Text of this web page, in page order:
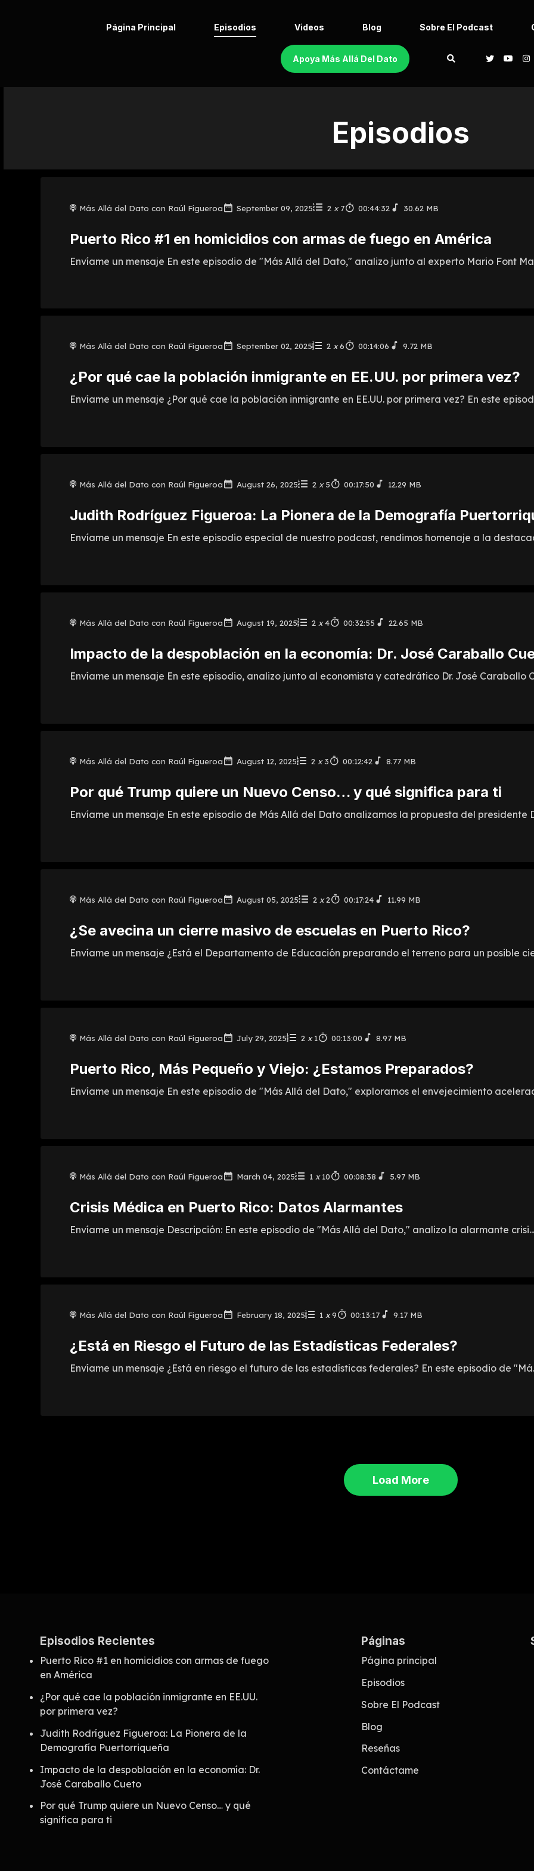
Página Principal Episodios Videos Blog Sobre El Podcast
Apoya Más Allá Del Dato
Episodios
Más Allá del Dato con Raúl Figueroa September 09, 2025 2 x 7 00:44:32 30.62 MB
Puerto Rico #1 en homicidios con armas de fuego en América
Envíame un mensaje En este episodio de "Más Allá del Dato," analizo junto al experto Mario Font
Más Allá del Dato con Raúl Figueroa September 02, 2025 2 x 6 00:14:06 9.72 MB
¿Por qué cae la población inmigrante en EE.UU. por primera vez?
Envíame un mensaje ¿Por qué cae la población inmigrante en EE.UU. por primera vez? En este
Más Allá del Dato con Raúl Figueroa August 26, 2025 2 x 5 00:17:50 12.29 MB
Judith Rodríguez Figueroa: La Pionera de la Demografía
Envíame un mensaje En este episodio especial de nuestro podcast, rendimos homenaje a la
Más Allá del Dato con Raúl Figueroa August 19, 2025 2 x 4 00:32:55 22.65 MB
Impacto de la despoblación en la economía: Dr. José Caraballo
Envíame un mensaje En este episodio, analizo junto al economista y catedrático Dr. José Caraballo
Más Allá del Dato con Raúl Figueroa August 12, 2025 2 x 3 00:12:42 8.77 MB
Por qué Trump quiere un Nuevo Censo… y qué significa para ti
Envíame un mensaje En este episodio de Más Allá del Dato analizamos la propuesta del presidente
Más Allá del Dato con Raúl Figueroa August 05, 2025 2 x 2 00:17:24 11.99 MB
¿Se avecina un cierre masivo de escuelas en Puerto Rico?
Envíame un mensaje ¿Está el Departamento de Educación preparando el terreno para un posible
Más Allá del Dato con Raúl Figueroa July 29, 2025 2 x 1 00:13:00 8.97 MB
Puerto Rico, Más Pequeño y Viejo: ¿Estamos Preparados?
Envíame un mensaje En este episodio de "Más Allá del Dato," exploramos el envejecimiento
Más Allá del Dato con Raúl Figueroa March 04, 2025 1 x 10 00:08:38 5.97 MB
Crisis Médica en Puerto Rico: Datos Alarmantes
Envíame un mensaje Descripción: En este episodio de "Más Allá del Dato," analizo la alarmante crisi...
Más Allá del Dato con Raúl Figueroa February 18, 2025 1 x 9 00:13:17 9.17 MB
¿Está en Riesgo el Futuro de las Estadísticas Federales?
Envíame un mensaje ¿Está en riesgo el futuro de las estadísticas federales? En este episodio de
Load More
Episodios Recientes
Puerto Rico #1 en homicidios con armas de fuego
en América
¿Por qué cae la población inmigrante en EE.UU.
por primera vez?
Judith Rodríguez Figueroa: La Pionera de la
Demografía Puertorriqueña
Impacto de la despoblación en la economía: Dr.
José Caraballo Cueto
Por qué Trump quiere un Nuevo Censo… y qué
significa para ti
Páginas
Página principal
Episodios
Sobre El Podcast
Blog
Reseñas
Contáctame